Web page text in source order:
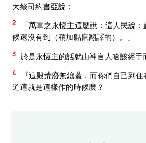
大祭司約書亞說：
2
「萬軍之永恆主這麼說：這人民說
候還沒有到（稍加點竄翻譯的）。」
3 於是永恆主的話就由神言人哈該經手
4
『這殿荒廢無鑲蓋﹐而你們自己到
道這就是這樣作的時候麼？